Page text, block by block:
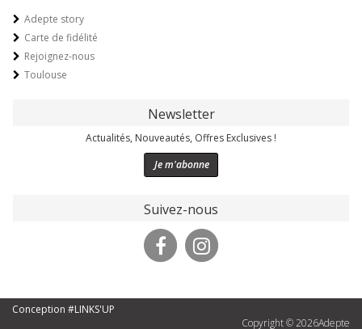
Adepte story
Carte de fidélité
Rejoignez-nous
Toulouse
Newsletter
Actualités, Nouveautés, Offres Exclusives !
Je m'abonne
Suivez-nous
Conception #LINKS'UP
Copyright ©2026Adepte